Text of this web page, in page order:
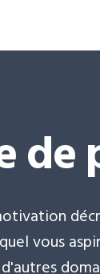
de
vous